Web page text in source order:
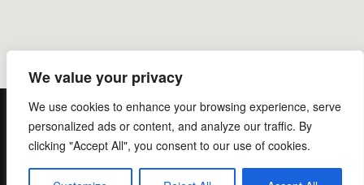
We value your privacy
We use cookies to enhance your browsing experience, serve
personalized ads or content, and analyze our traffic. By
clicking "Accept All", you consent to our use of cookies.
Privacy Policy
Copyright © 2026 Γραφείο της Εκκλησίας της Ελλάδος
στις Βρυξέλλες
Inspiro ThemebyWPZOOM